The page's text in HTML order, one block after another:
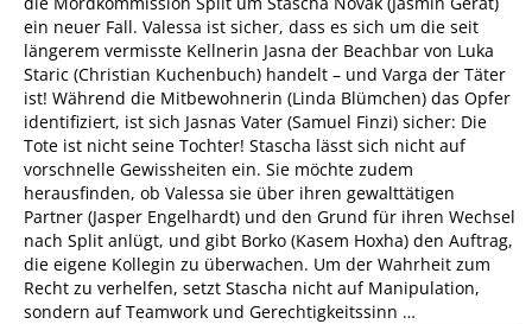
ein neuer Fall. Valessa ist sicher, dass es sich um die seit
längerem vermisste Kellnerin Jasna der Beachbar von Luka
Staric (Christian Kuchenbuch) handelt – und Varga der Täter
ist! Während die Mitbewohnerin (Linda Blümchen) das Opfer
identifiziert, ist sich Jasnas Vater (Samuel Finzi) sicher: Die
Tote ist nicht seine Tochter! Stascha lässt sich nicht auf
vorschnelle Gewissheiten ein. Sie möchte zudem
herausfinden, ob Valessa sie über ihren gewalttätigen
Partner (Jasper Engelhardt) und den Grund für ihren Wechsel
nach Split anlügt, und gibt Borko (Kasem Hoxha) den Auftrag,
die eigene Kollegin zu überwachen. Um der Wahrheit zum
Recht zu verhelfen, setzt Stascha nicht auf Manipulation,
sondern auf Teamwork und Gerechtigkeitssinn …